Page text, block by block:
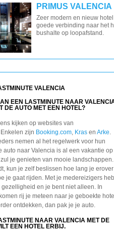
PRIMUS VALENCIA
Zeer modern en nieuw
goede verbinding naar het
bushalte op loopafstand.
VALENCIA
EEN LASTMINUTE NAAR
DE AUTO MET EEN HOTEL?
kijken op websites van
zijn Booking.com, Kras en Arke.
nemen al het regelwerk voor hun
auto naar Valencia is al een vakantie op
je genieten van mooie landschappen.
kun je zelf beslissen hoe lang je erover
je gaat rijden. Met je medereizigers heb
en je bent niet alleen. In
rij je meteen naar je geboekte
ontdekken, dan pak je je auto.
NAAR VALENCIA MET DE
EEN HOTEL ERBIJ.